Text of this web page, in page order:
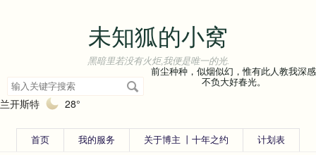
未知狐的小窝
黑暗里若没有火炬,我便是唯一的光.
搜
索
关
键
前尘种种，似烟似幻，惟有此人教我深感
不负大好春光。
兰开斯特 28°
首页 我的服务 关于博主 丨十年之约 计划表